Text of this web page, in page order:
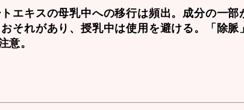
エキスの母乳中への移行は頻出。成分の一部
おそれがあり、授乳中は使用を避ける。「除
意。